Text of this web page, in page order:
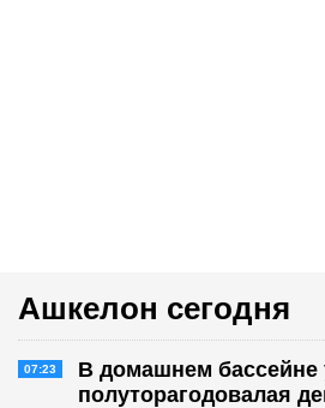
Ашкелон сегодня
07:23
В домашнем бассейне
полуторагодовалая